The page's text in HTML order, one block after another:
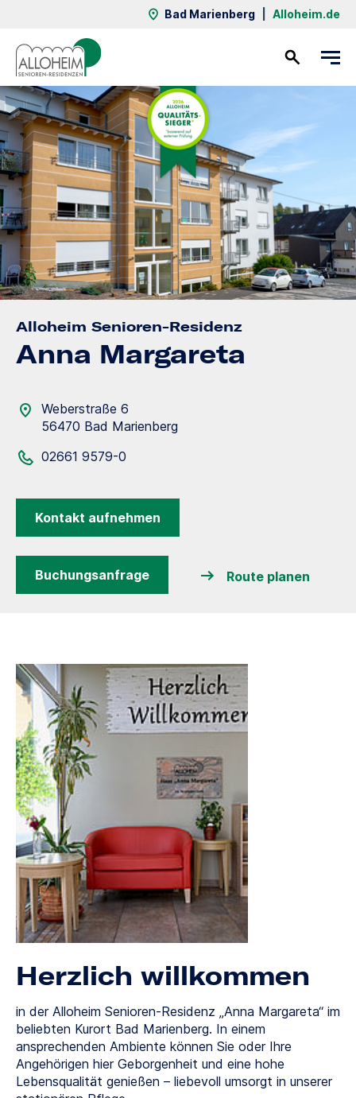
Bad Marienberg Alloheim.de
Alloheim Senioren-Residenz
Anna Margareta
Weberstraße 6
56470 Bad Marienberg
02661 9579-0
Kontakt aufnehmen
Buchungsanfrage Route planen
Herzlich willkommen
in der Alloheim Senioren-Residenz „Anna Margareta“ im
beliebten Kurort Bad Marienberg. In einem
ansprechenden Ambiente können Sie oder Ihre
Angehörigen hier Geborgenheit und eine hohe
Lebensqualität genießen – liebevoll umsorgt in unserer